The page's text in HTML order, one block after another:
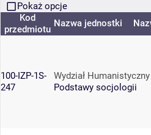
Pokaż opcje
Kod
przedmiotu
Nazwa jednostki
100-IZP-1S-
247
Wydział Humanistyczny
Podstawy socjologii